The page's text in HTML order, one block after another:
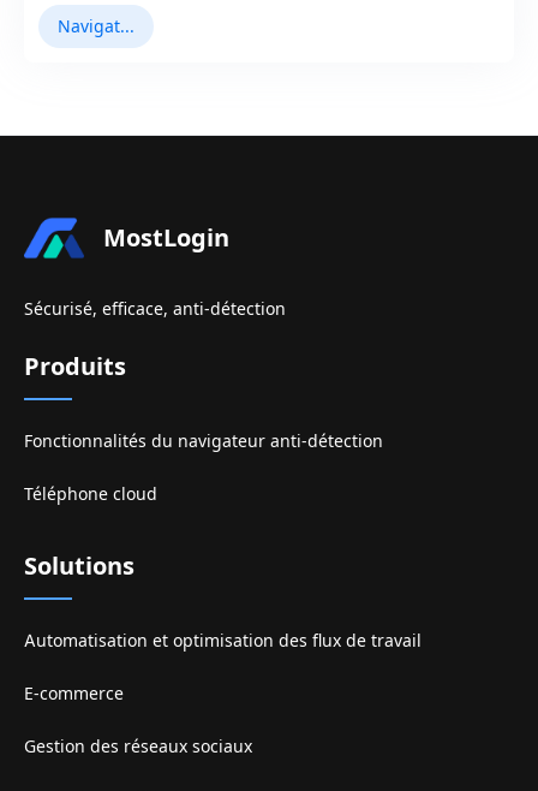
Navigateurs Antidetect
MostLogin
Sécurisé, efficace, anti-détection
Produits
Fonctionnalités du navigateur anti-détection
Téléphone cloud
Solutions
Automatisation et optimisation des flux de travail
E-commerce
Gestion des réseaux sociaux